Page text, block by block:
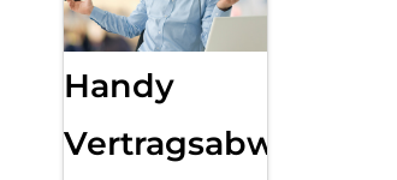
Handy
Vertragsabwicklung